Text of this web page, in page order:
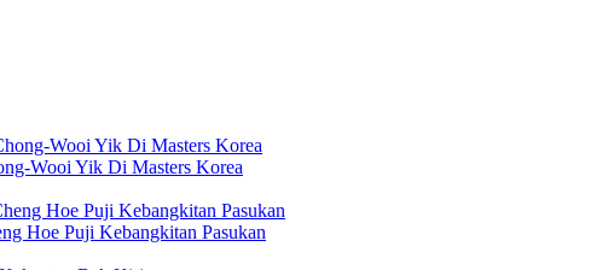
Wooi Yik Di Masters Korea
Hoe Puji Kebangkitan Pasukan